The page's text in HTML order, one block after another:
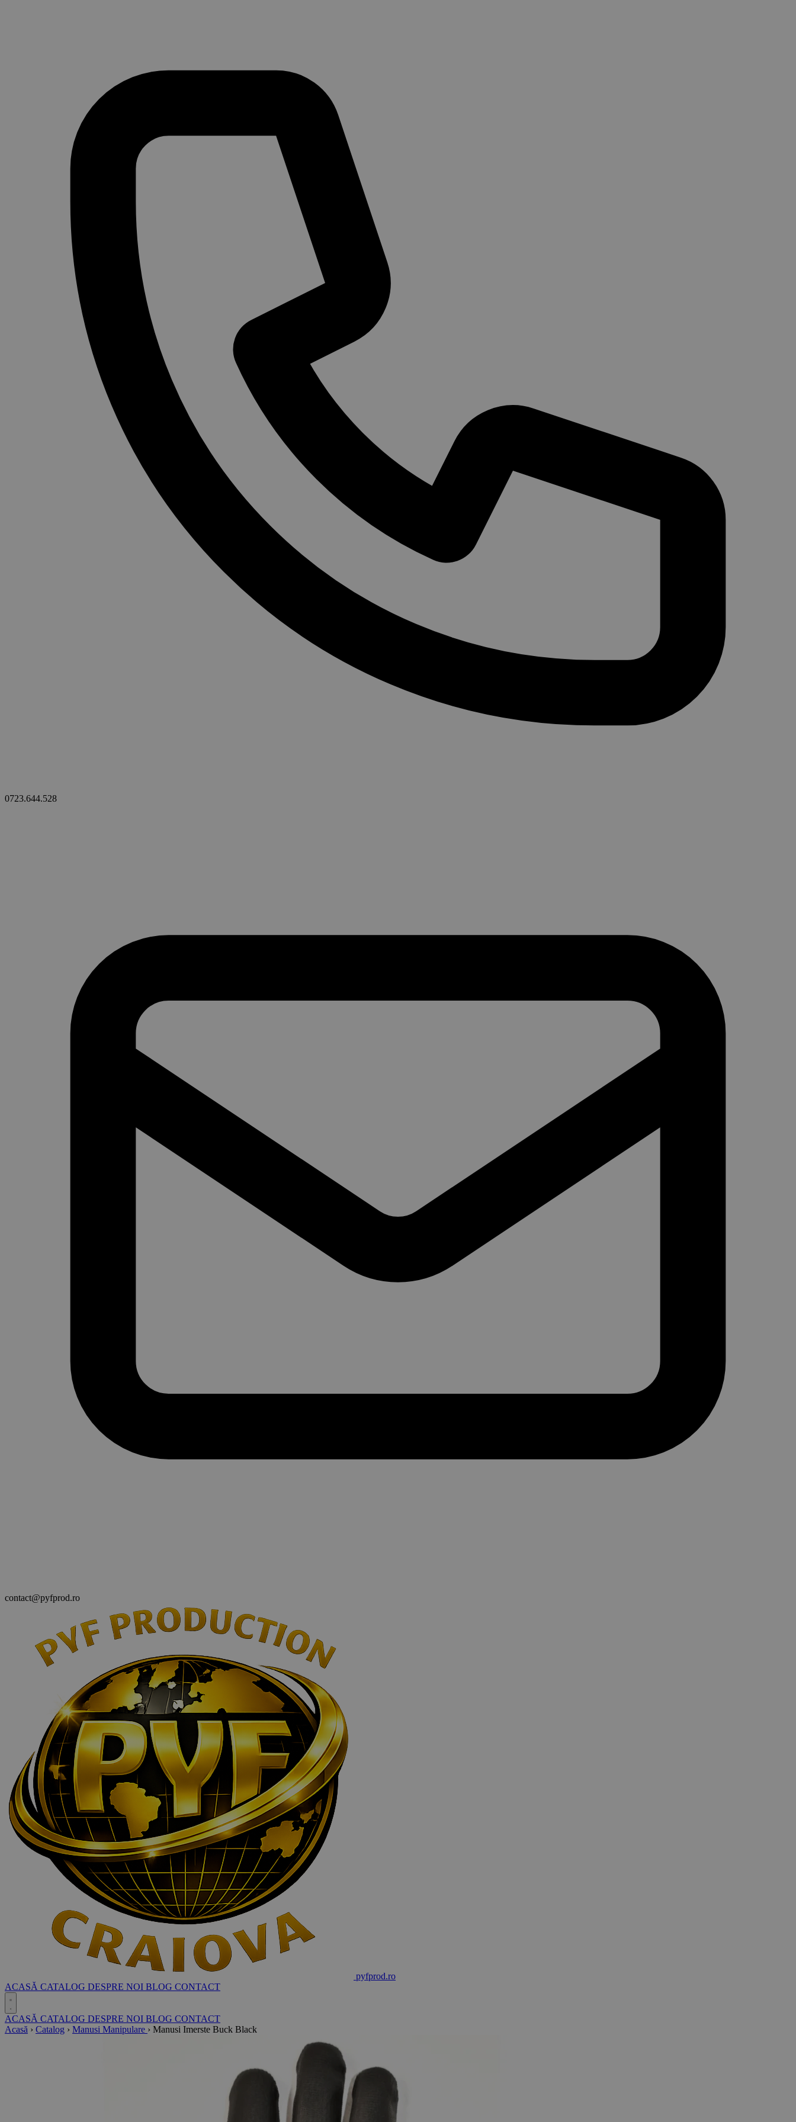
0723.644.528
contact@pyfprod.ro
pyfprod.ro
ACASĂ CATALOG DESPRE NOI BLOG CONTACT
ACASĂ CATALOG DESPRE NOI BLOG CONTACT
Acasă › Catalog › Manusi Manipulare › Manusi Imerste Buck Black